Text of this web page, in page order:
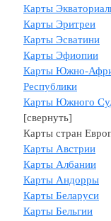
Карты
Карты Эритреи
Карты Эсватини
Карты Эфиопии
Карты Южно-
Республики
Карты Южного
[свернуть]
Карты стран
Карты Австрии
Карты Албании
Карты Андорры
Карты Беларуси
Карты Бельгии